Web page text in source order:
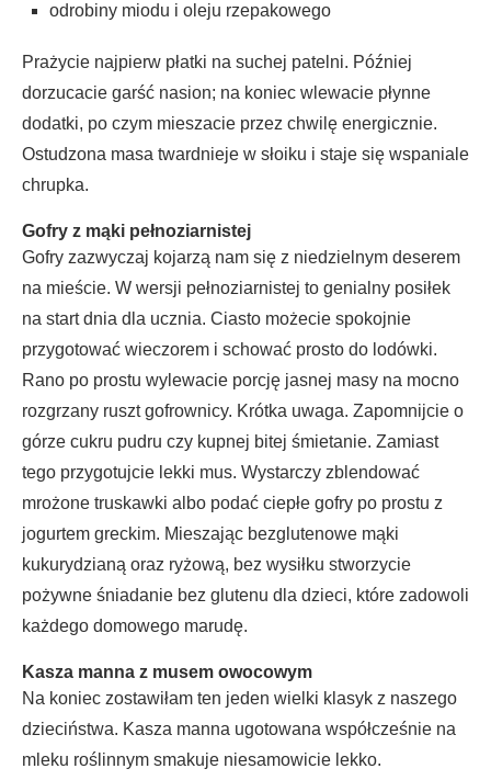
odrobiny miodu i oleju rzepakowego
Prażycie najpierw płatki na suchej patelni. Później
dorzucacie garść nasion; na koniec wlewacie płynne
dodatki, po czym mieszacie przez chwilę energicznie.
Ostudzona masa twardnieje w słoiku i staje się wspaniale
chrupka.
Gofry z mąki pełnoziarnistej
Gofry zazwyczaj kojarzą nam się z niedzielnym deserem
na mieście. W wersji pełnoziarnistej to genialny posiłek
na start dnia dla ucznia. Ciasto możecie spokojnie
przygotować wieczorem i schować prosto do lodówki.
Rano po prostu wylewacie porcję jasnej masy na mocno
rozgrzany ruszt gofrownicy. Krótka uwaga. Zapomnijcie o
górze cukru pudru czy kupnej bitej śmietanie. Zamiast
tego przygotujcie lekki mus. Wystarczy zblendować
mrożone truskawki albo podać ciepłe gofry po prostu z
jogurtem greckim. Mieszając bezglutenowe mąki
kukurydzianą oraz ryżową, bez wysiłku stworzycie
pożywne śniadanie bez glutenu dla dzieci, które zadowoli
każdego domowego marudę.
Kasza manna z musem owocowym
Na koniec zostawiłam ten jeden wielki klasyk z naszego
dzieciństwa. Kasza manna ugotowana współcześnie na
mleku roślinnym smakuje niesamowicie lekko.